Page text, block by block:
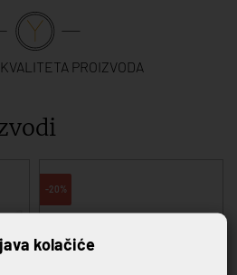
PROIZVODA
-20%
kolačiće